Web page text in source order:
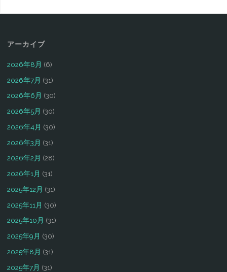
を
終
て・・・"
アーカイブ
2026年8月 (6)
2026年7月 (31)
2026年6月 (30)
2026年5月 (30)
2026年4月 (30)
2026年3月 (31)
2026年2月 (28)
2026年1月 (31)
2025年12月 (31)
2025年11月 (30)
2025年10月 (31)
2025年9月 (30)
2025年8月 (31)
2025年7月 (31)